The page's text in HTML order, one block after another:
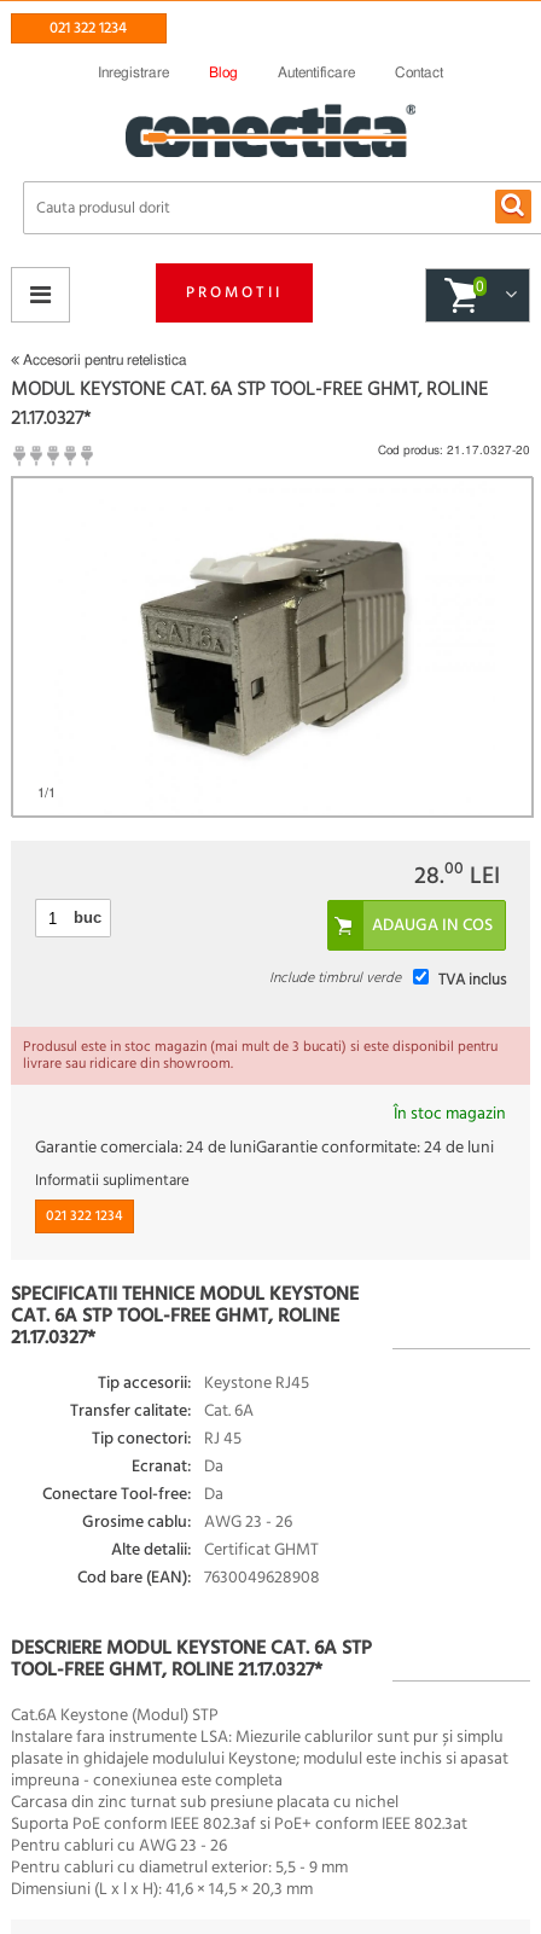
021 322 1234
Inregistrare Blog Autentificare Contact
PROMOTII 0
Accesorii pentru retelistica
1/1
MODUL KEYSTONE CAT. 6A STP TOOL-FREE GHMT, ROLINE
21.17.0327*
(
Cod produs: 21.17.0327-20
28.00 LEI
buc
TVA inclus
Include timbrul verde
Produsul este in stoc magazin (mai mult de 3 bucati) si este disponibil pentru
livrare sau ridicare din showroom.
În stoc magazin
Garantie comerciala:24 de luniGarantie conformitate:24 de luni
Informatii suplimentare
021 322 1234
SPECIFICATII TEHNICE MODUL KEYSTONE
CAT. 6A STP TOOL-FREE GHMT, ROLINE
21.17.0327*
Tip accesorii: Keystone RJ45
Transfer calitate: Cat. 6A
Tip conectori: RJ 45
Ecranat: Da
Conectare Tool-free: Da
Grosime cablu: AWG 23 - 26
Alte detalii: Certificat GHMT
Cod bare (EAN): 7630049628908
DESCRIERE MODUL KEYSTONE CAT. 6A STP
TOOL-FREE GHMT, ROLINE 21.17.0327*
Cat.6A Keystone (Modul) STP
Instalare fara instrumente LSA: Miezurile cablurilor sunt pur și simplu
plasate in ghidajele modulului Keystone; modulul este inchis si apasat
impreuna - conexiunea este completa
Carcasa din zinc turnat sub presiune placata cu nichel
Suporta PoE conform IEEE 802.3af si PoE+ conform IEEE 802.3at
Pentru cabluri cu AWG 23 - 26
Pentru cabluri cu diametrul exterior: 5,5 - 9 mm
Dimensiuni (L x l x H): 41,6 × 14,5 × 20,3 mm